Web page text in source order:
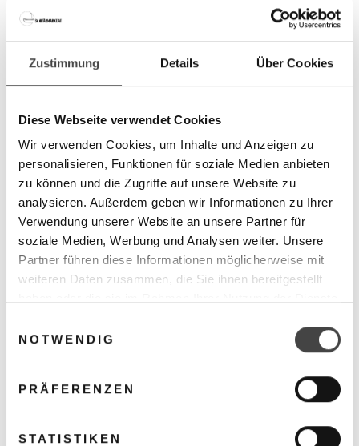
Zustimmung Details Über Cookies
Diese Webseite verwendet Cookies
Wir verwenden Cookies, um Inhalte und Anzeigen zu
personalisieren, Funktionen für soziale Medien anbieten
zu können und die Zugriffe auf unsere Website zu
analysieren. Außerdem geben wir Informationen zu Ihrer
Verwendung unserer Website an unsere Partner für
soziale Medien, Werbung und Analysen weiter. Unsere
Partner führen diese Informationen möglicherweise mit
weiteren Daten zusammen, die Sie ihnen bereitgestellt
NOTWENDIG
PRÄFERENZEN
STATISTIKEN
Produktbeschreibung:
Die Buderus Wärmepumpe hat als Testsieger bei
Stiftung Warentest im Jahr 2024 eindrucksvoll
überzeugt. Das Logaplus-Paket stellt eine äußerst
und Kühllösung für Einfamilienhäuser dar. Die
hochwertigen Bestandteile garantieren einen äußerst
hochwertige und energieeffiziente Zukunftslösung.
Technische Daten:
Heizleistung bei -7/W35: 5,4 kW
180 Liter Warmwasserbereitung
16 Liter Pufferspeicher
Modulationsbereich 1,8 - 6,4 kW
Arbeitsbereich: - 22 bis + 45 Grad Celsius
Maße: B 1100 T 540 H 800 mm
GWP: 3